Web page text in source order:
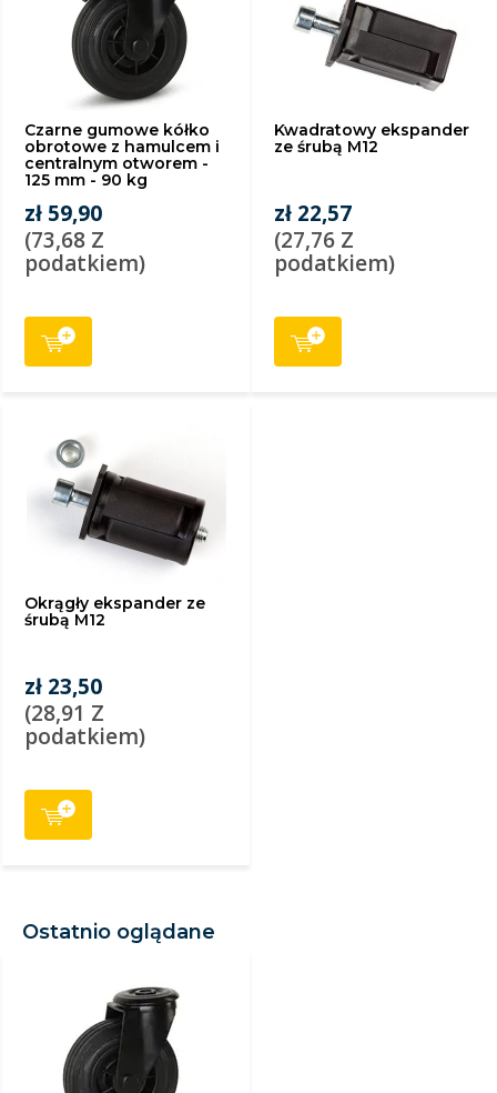
Czarne gumowe kółko
obrotowe z hamulcem i
centralnym otworem -
125 mm - 90 kg
zł 59,90
(73,68 Z
podatkiem)
Kwadratowy ekspander
ze śrubą M12
zł 22,57
(27,76 Z
podatkiem)
Okrągły ekspander ze
śrubą M12
zł 23,50
(28,91 Z
podatkiem)
Ostatnio oglądane